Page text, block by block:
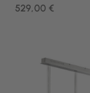
529,00 €